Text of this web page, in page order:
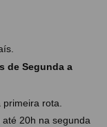
de Segunda a
rota.
até 20h na segunda